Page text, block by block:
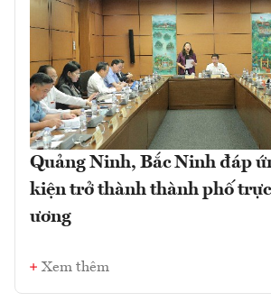
Quảng Ninh, Bắc Ninh đáp
kiện trở thành thành phố
ương
Xem thêm